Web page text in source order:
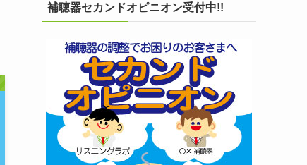
補聴器セカンドオピニオン受付中!!